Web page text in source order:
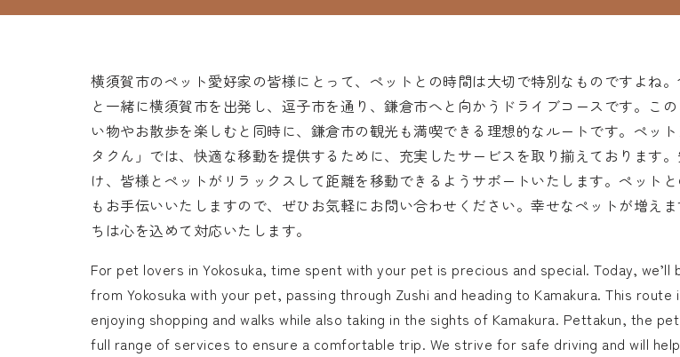
横須賀市のペット愛好家の皆様にとって、ペットとの時間は大切で特別なものですよね
と一緒に横須賀市を出発し、逗子市を通り、鎌倉市へと向かうドライブコースです。こ
い物やお散歩を楽しむと同時に、鎌倉市の観光も満喫できる理想的なルートです。ペッ
タクん」では、快適な移動を提供するために、充実したサービスを取り揃えております
け、皆様とペットがリラックスして距離を移動できるようサポートいたします。ペット
もお手伝いいたしますので、ぜひお気軽にお問い合わせください。幸せなペットが増え
ちは心を込めて対応いたします。
For pet lovers in Yokosuka, time spent with your pet is precious and special. Today, we’ll
from Yokosuka with your pet, passing through Zushi and heading to Kamakura. This route
enjoying shopping and walks while also taking in the sights of Kamakura. Pettakun, the
full range of services to ensure a comfortable trip. We strive for safe driving and will